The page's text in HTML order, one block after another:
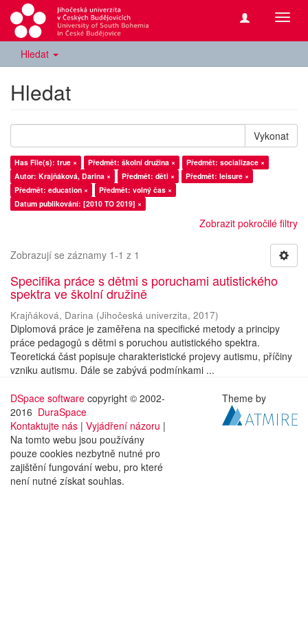
Hledat
Hledat
Vykonat
Has File(s): true × Předmět: školní družina ×
Předmět: socializace ×
Autor: Krajňáková, Darina ×
Předmět: děti ×
Předmět: leisure ×
Předmět: education ×
Předmět: volný čas ×
Datum publikování: [2010 TO 2019] ×
Zobrazit pokročilé filtry
Zobrazují se záznamy 1-1 z 1
Specifika práce s dětmi s poruchami autistického
spektra ve školní družině
Krajňáková, Darina (Jihočeská univerzita, 2017)
Diplomová práce je zaměřena na specifické metody a principy
práce pedagogů s dětmi s poruchou autistického spektra.
Teoretická část popisuje charakteristické projevy autismu, příčiny
vzniku autismu. Dále se zabývá podmínkami ...
DSpace software copyright © 2002-
2016 DuraSpace
Kontaktujte nás | Vyjádření názoru |
Na tomto webu jsou používány
pouze cookies nezbytně nutné pro
zajištění fungování webu, pro které
není nutné získat souhlas.
Theme by